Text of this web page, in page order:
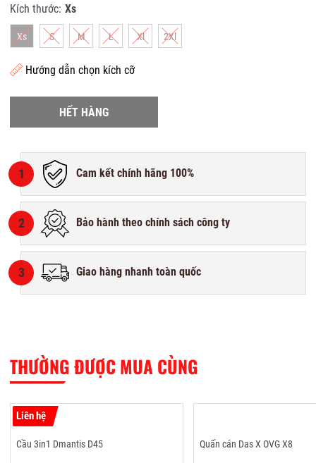
Kích thước: Xs
Xs S M L Xl 2Xl
Hướng dẫn chọn kích cỡ
HẾT HÀNG
1 Cam kết chính hãng 100%
2 Bảo hành theo chính sách công ty
3 Giao hàng nhanh toàn quốc
THƯỜNG ĐƯỢC MUA CÙNG
Liên hệ
Cầu 3in1 Dmantis D45 Quấn cán Das X OVG X8